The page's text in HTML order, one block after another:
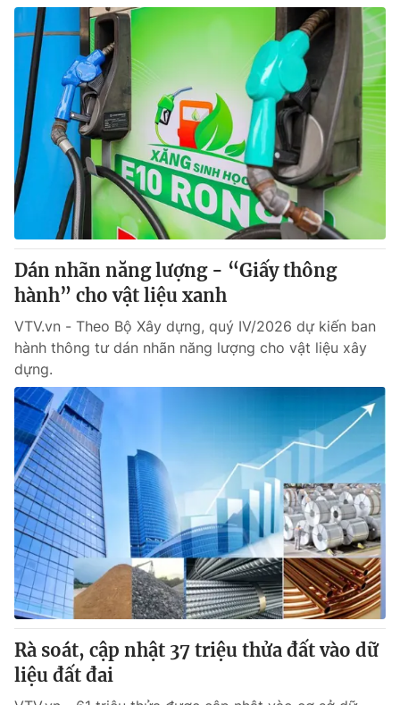
Dán nhãn năng lượng - “Giấy thông
hành” cho vật liệu xanh
VTV.vn - Theo Bộ Xây dựng, quý IV/2026 dự kiến ban
hành thông tư dán nhãn năng lượng cho vật liệu xây
dựng.
Rà soát, cập nhật 37 triệu thửa đất vào dữ
liệu đất đai